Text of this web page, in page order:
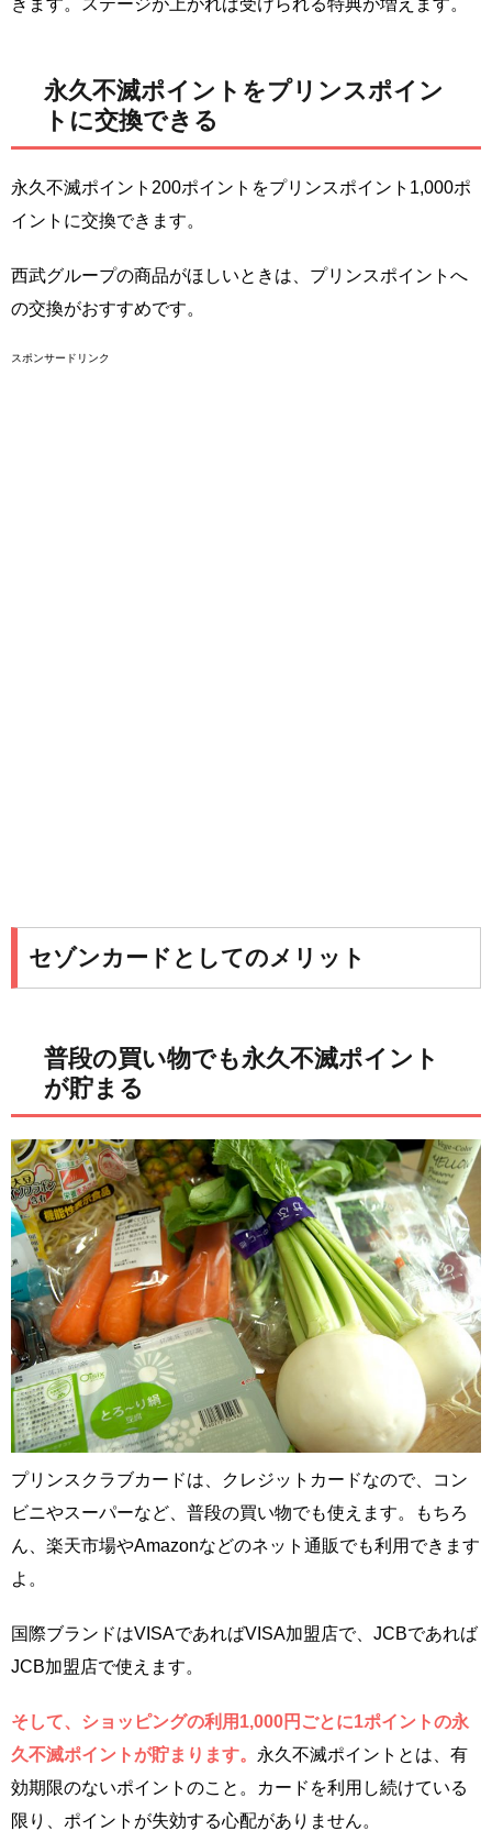
永久不滅ポイントをプリンスポイン
トに交換できる
永久不滅ポイント200ポイントをプリンスポイント1,000ポ
イントに交換できます。
西武グループの商品がほしいときは、プリンスポイントへ
の交換がおすすめです。
スポンサードリンク
セゾンカードとしてのメリット
普段の買い物でも永久不滅ポイント
が貯まる
プリンスクラブカードは、クレジットカードなので、コン
ビニやスーパーなど、普段の買い物でも使えます。もちろ
ん、楽天市場やAmazonなどのネット通販でも利用できます
よ。
国際ブランドはVISAであればVISA加盟店で、JCBであれば
JCB加盟店で使えます。
そして、ショッピングの利用1,000円ごとに1ポイントの永
久不滅ポイントが貯まります。 永久不滅ポイントとは、有
効期限のないポイントのこと。カードを利用し続けている
限り、ポイントが失効する心配がありません。